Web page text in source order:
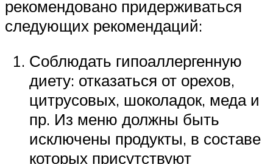
рекомендовано придерживаться
следующих рекомендаций:
Соблюдать гипоаллергенную
диету: отказаться от орехов,
цитрусовых, шоколадок, меда и
пр. Из меню должны быть
исключены продукты, в составе
которых присутствуют